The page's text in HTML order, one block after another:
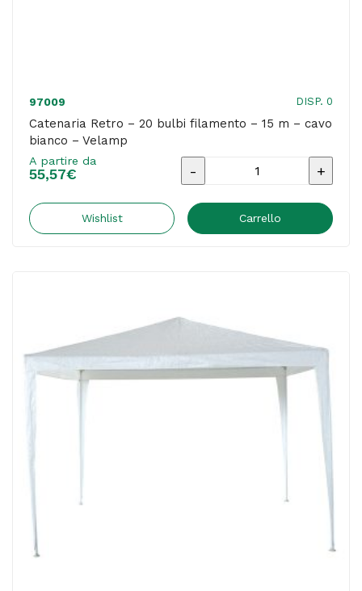
97009 DISP. 0
Catenaria Retro – 20 bulbi filamento – 15 m – cavo
bianco – Velamp
A partire da
55,57€
Catenaria
-
-
Wishlist Carrello